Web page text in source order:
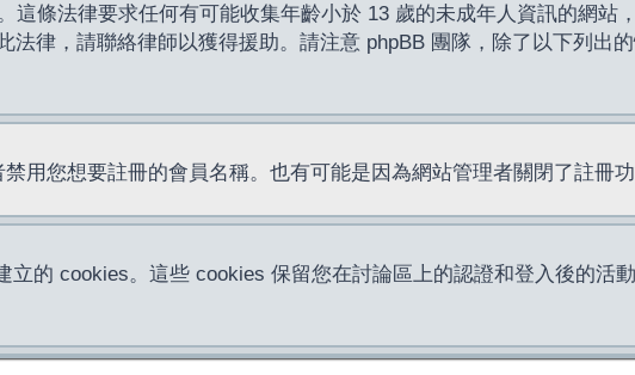
這條法律要求任何有可能收集年齡小於 13 歲的未成年人資訊的網站
律，請聯絡律師以獲得援助。請注意 phpBB 團隊，除了以下列出
用您想要註冊的會員名稱。也有可能是因為網站管理者關閉了註冊
立的 cookies。這些 cookies 保留您在討論區上的認證和登入後的活